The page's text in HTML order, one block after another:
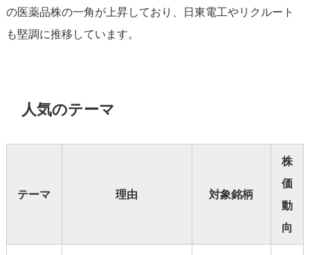
の医薬品株の一角が上昇しており、日東電工やリクルート
も堅調に推移しています。
人気のテーマ
テーマ 理由 対象銘柄
株
価
動
向